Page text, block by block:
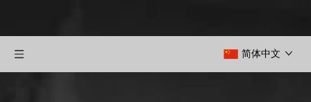
简体中文